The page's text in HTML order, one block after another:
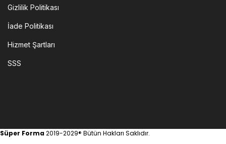
Gizlilik Politikası
İade Politikası
Hizmet Şartları
SSS
Süper Forma2019-2029® Bütün Hakları Saklıdır.